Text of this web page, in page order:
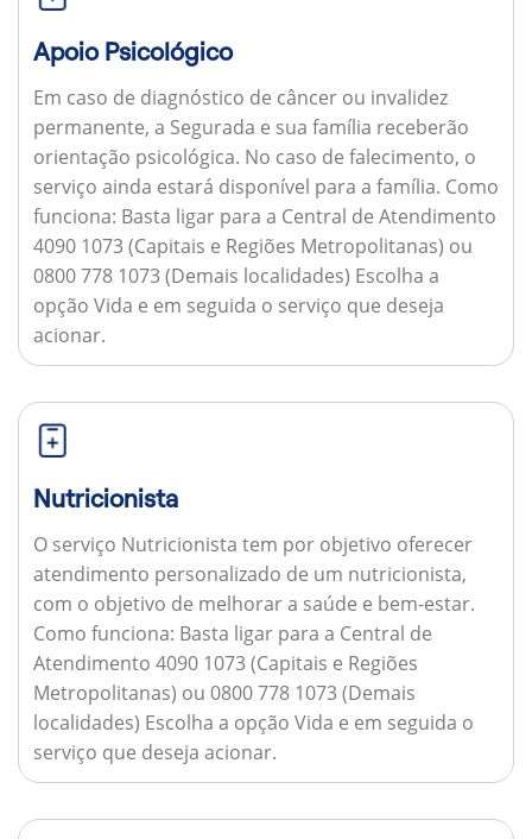
Apoio Psicológico
Em caso de diagnóstico de câncer ou invalidez
permanente, a Segurada e sua família receberão
orientação psicológica. No caso de falecimento, o
serviço ainda estará disponível para a família. Como
funciona: Basta ligar para a Central de Atendimento
4090 1073 (Capitais e Regiões Metropolitanas) ou
0800 778 1073 (Demais localidades) Escolha a
opção Vida e em seguida o serviço que deseja
acionar.
Nutricionista
O serviço Nutricionista tem por objetivo oferecer
atendimento personalizado de um nutricionista,
com o objetivo de melhorar a saúde e bem-estar.
Como funciona: Basta ligar para a Central de
Atendimento 4090 1073 (Capitais e Regiões
Metropolitanas) ou 0800 778 1073 (Demais
localidades) Escolha a opção Vida e em seguida o
serviço que deseja acionar.